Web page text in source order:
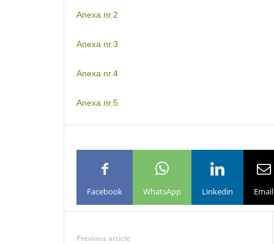
Anexa nr.2
Anexa nr.3
Anexa nr.4
Anexa nr.5
Facebook WhatsApp Linkedin Email
Previous article